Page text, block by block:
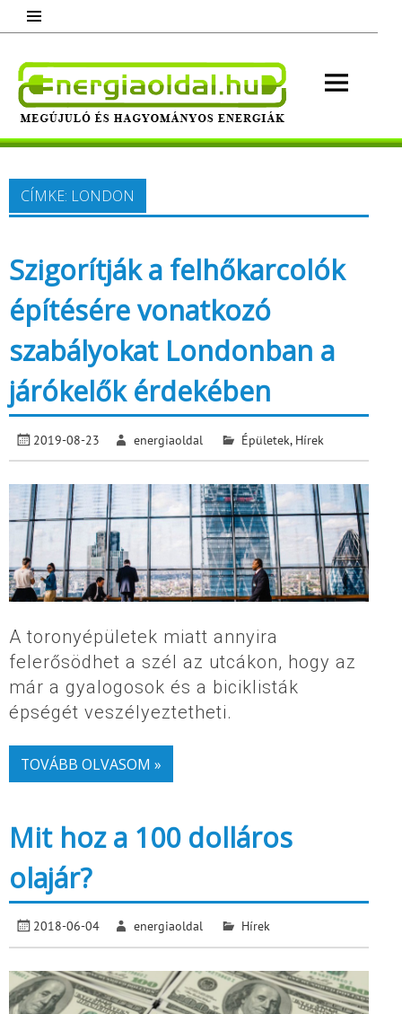
content
Megújuló és hagyományos energiák.
Minden, ami energia!
CÍMKE: LONDON
Szigorítják a felhőkarcolók
építésére vonatkozó
szabályokat Londonban a
járókelők érdekében
2019-08-23 energiaoldal Épületek, Hírek
A toronyépületek miatt annyira
felerősödhet a szél az utcákon, hogy az
már a gyalogosok és a biciklisták
épségét veszélyeztetheti.
TOVÁBB OLVASOM »
Mit hoz a 100 dolláros
olajár?
2018-06-04 energiaoldal Hírek